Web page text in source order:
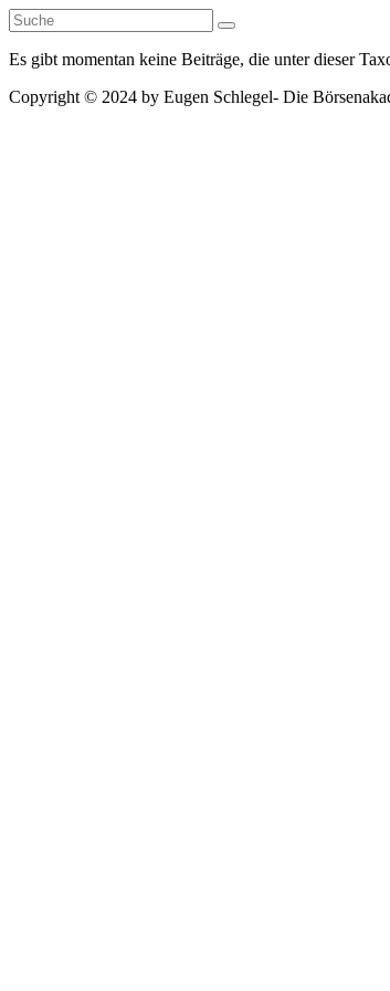
Zum
Inhalt
springen
Es gibt momentan keine Beiträge, die unter dieser
Copyright © 2024 by Eugen Schlegel- Die